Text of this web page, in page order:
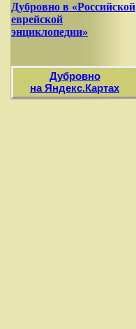
Дубровно в «Российской
еврейской
энциклопедии»
Дубровно
на Яндекс.Картах